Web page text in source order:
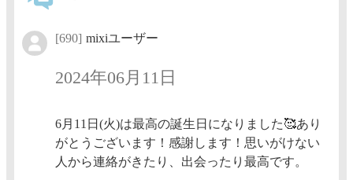
[690] mixiユーザー
2024年06月11日
6月11日(火)は最高の誕生日になりました🥰あり
がとうございます！感謝します！思いがけない
人から連絡がきたり、出会ったり最高です。